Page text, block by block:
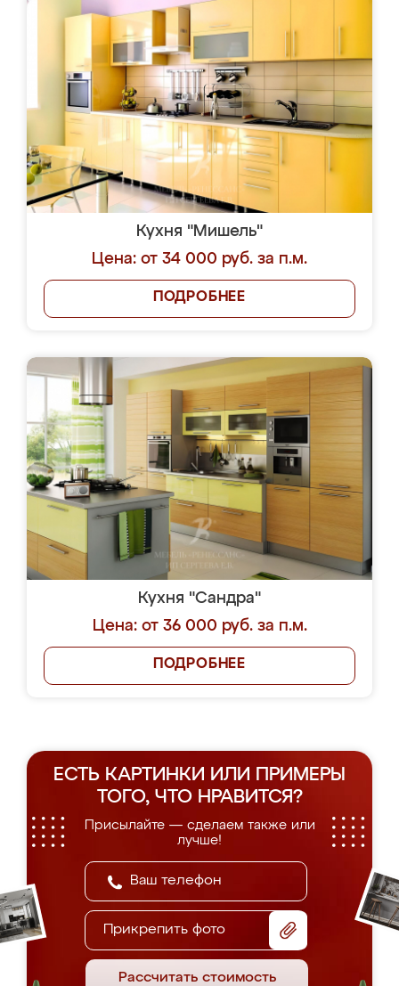
Кухня "Мишель"
Цена: от 34 000 руб. за п.м.
ПОДРОБНЕЕ
Кухня "Сандра"
Цена: от 36 000 руб. за п.м.
ПОДРОБНЕЕ
ЕСТЬ КАРТИНКИ ИЛИ ПРИМЕРЫ
ТОГО, ЧТО НРАВИТСЯ?
Присылайте — сделаем также или
лучше!
Прикрепить фото
Рассчитать стоимость